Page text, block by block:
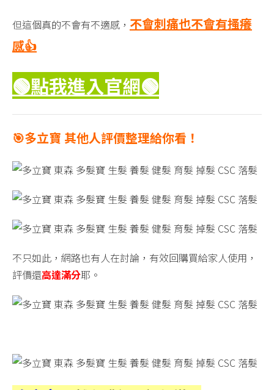
但這個真的不會有不適感， 不會刺痛也不會有搔癢
感👍
🟢點我進入官網🟢
🎯多立寶 其他人評價整理給你看！
不只如此，網路也有人在討論，有效回購買給家人使用，
評價還高達滿分耶。